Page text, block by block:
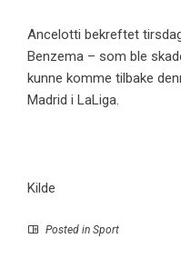
Ancelotti bekreftet
Benzema – som ble
kunne komme tilbake
Madrid i LaLiga.
Kilde
Posted in Sport